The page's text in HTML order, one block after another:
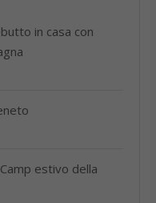
in casa con
estivo della